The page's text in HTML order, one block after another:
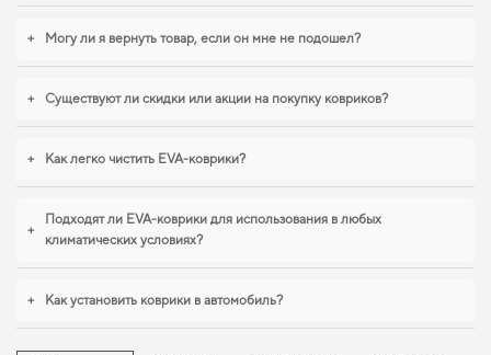
+ Могу ли я вернуть товар, если он мне не подошел?
+ Существуют ли скидки или акции на покупку ковриков?
+ Как легко чистить EVA-коврики?
+
Подходят ли EVA-коврики для использования в любых
климатических условиях?
+ Как установить коврики в автомобиль?